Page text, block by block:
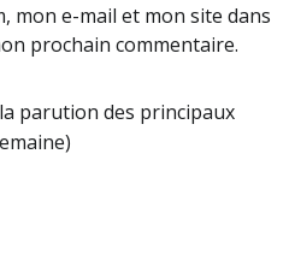
mon e-mail et mon site dans
prochain commentaire.
parution des principaux